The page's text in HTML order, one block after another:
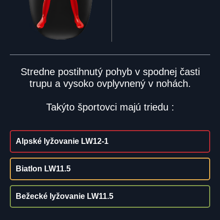
Stredne postihnutý pohyb v spodnej časti
trupu a vysoko ovplyvnený v nohách.
Takýto športovci majú triedu :
Alpské lyžovanie LW12-1
Biatlon LW11.5
Bežecké lyžovanie LW11.5